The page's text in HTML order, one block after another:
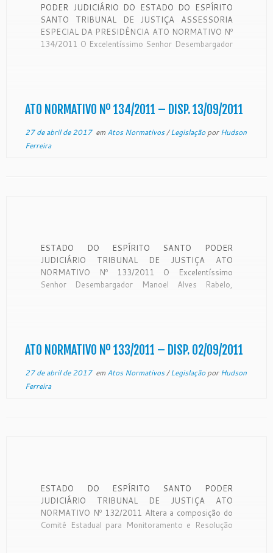
PODER JUDICIÁRIO DO ESTADO DO ESPÍRITO
SANTO TRIBUNAL DE JUSTIÇA ASSESSORIA
ESPECIAL DA PRESIDÊNCIA ATO NORMATIVO Nº
134/2011 O Excelentíssimo Senhor Desembargador
ATO NORMATIVO Nº 134/2011 – DISP. 13/09/2011
27 de abril de 2017em Atos Normativos/LegislaçãoporHudson
Ferreira
ESTADO DO ESPÍRITO SANTO PODER
JUDICIÁRIO TRIBUNAL DE JUSTIÇA ATO
NORMATIVO Nº 133/2011 O Excelentíssimo
Senhor Desembargador Manoel Alves Rabelo,
Justiça sob número […]
ATO NORMATIVO Nº 133/2011 – DISP. 02/09/2011
27 de abril de 2017em Atos Normativos/LegislaçãoporHudson
Ferreira
ESTADO DO ESPÍRITO SANTO PODER
JUDICIÁRIO TRIBUNAL DE JUSTIÇA ATO
NORMATIVO Nº 132/2011 Altera a composição do
Comitê Estadual para Monitoramento e Resolução